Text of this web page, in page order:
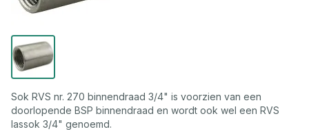
Sok RVS nr. 270 binnendraad 3/4" is voorzien van een
doorlopende BSP binnendraad en wordt ook wel een RVS
lassok 3/4" genoemd.